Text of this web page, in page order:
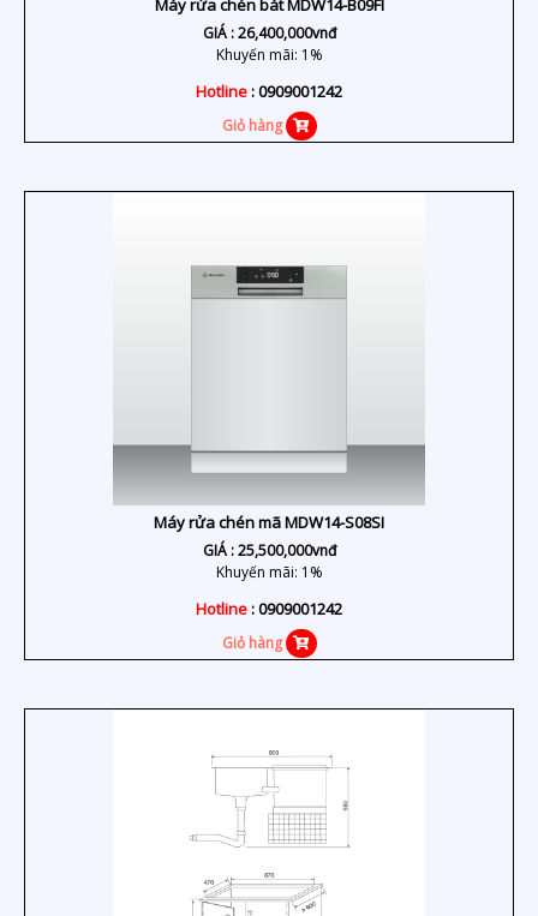
Máy rửa chén bát MDW14-B09FI
GIÁ :26,400,000vnđ
Khuyến mãi: 1%
Hotline: 0909001242
Giỏ hàng
Máy rửa chén mã MDW14-S08SI
GIÁ :25,500,000vnđ
Khuyến mãi: 1%
Hotline: 0909001242
Giỏ hàng